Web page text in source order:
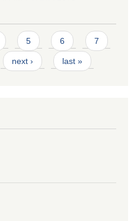
5 6 7
next › last »